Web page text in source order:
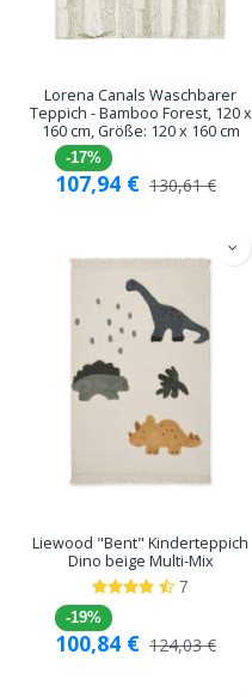
Lorena Canals Waschbarer
Teppich - Bamboo Forest, 120 x
160 cm, Größe: 120 x 160 cm
-17%
107,94 € 130,61€
Liewood "Bent" Kinderteppich
Dino beige Multi-Mix
7
-19%
100,84 € 124,03€